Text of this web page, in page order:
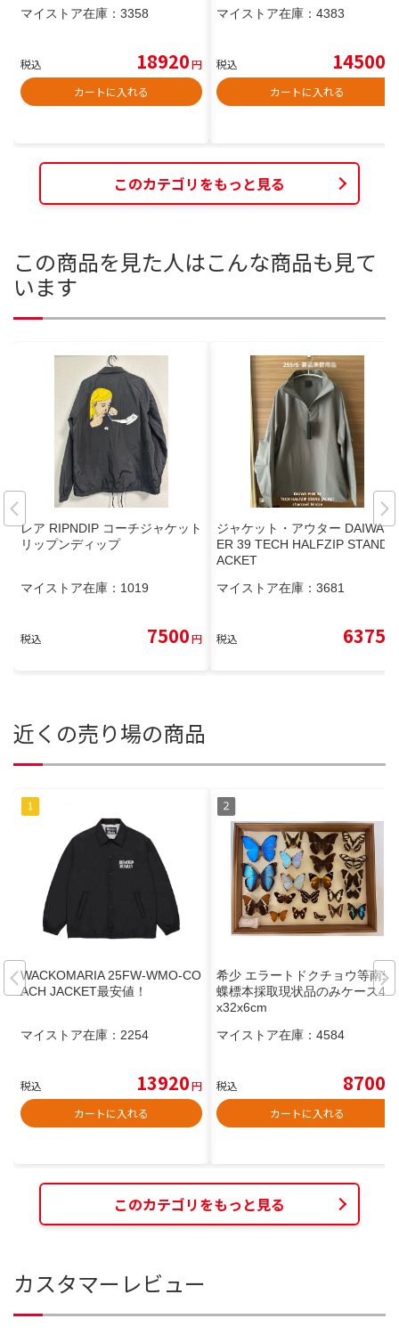
マイストア在庫： 3358
税込 18920円
カートに入れる
マイストア在庫： 4383
税込 14500
カートに入れる
このカテゴリをもっと見る
この商品を見た人はこんな商品も見て
います
レア RIPNDIP コーチジャケット
リップンディップ
マイストア在庫： 1019
税込 7500円
ジャケット・アウター DAIWA PI
ER 39 TECH HALFZIP STAND J
ACKET
マイストア在庫： 3681
税込 6375
近くの売り場の商品
WACKOMARIA 25FW-WMO-CO
ACH JACKET最安値！
マイストア在庫： 2254
税込 13920円
カートに入れる
希少 エラートドクチョウ等南米
蝶標本採取現状品のみケース42
x32x6cm
マイストア在庫： 4584
税込 8700
カートに入れる
このカテゴリをもっと見る
カスタマーレビュー